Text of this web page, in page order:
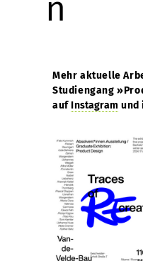
n
Mehr aktuelle
Studiengang
aufInstagram und